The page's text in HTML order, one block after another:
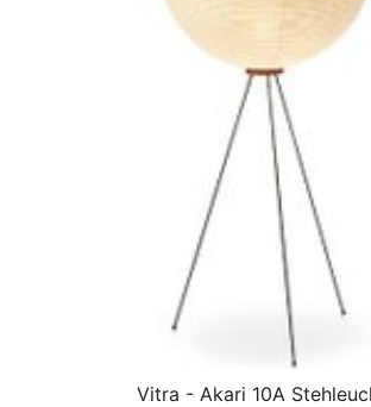
Vitra - Akari 10A